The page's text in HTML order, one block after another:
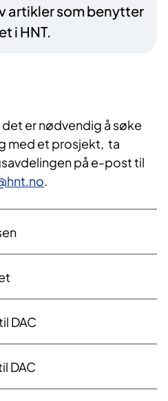
artikler som benytter
i HNT.
er nødvendig å søke
med et prosjekt, ta
på e-post til
.
DAC
DAC